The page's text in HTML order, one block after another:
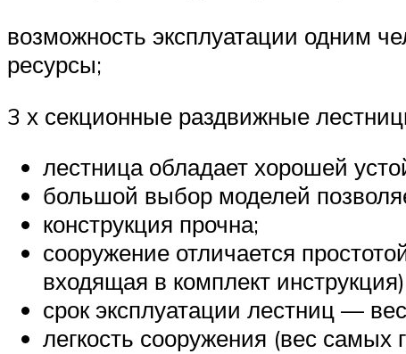
возможность эксплуатации одним
ресурсы;
3 х секционные раздвижные
лестница обладает хорошей
большой выбор моделей
конструкция прочна;
сооружение отличается
входящая в комплект
срок эксплуатации лестниц —
легкость сооружения (вес